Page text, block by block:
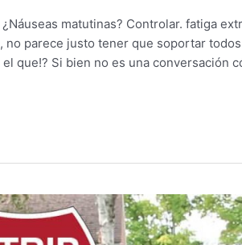
matutinas? Controlar. fatiga
no parece justo tener que soportar
el que!? Si bien no es una conversación